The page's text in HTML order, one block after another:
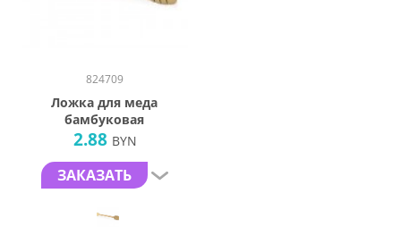
824709
Ложка для меда
бамбуковая
2.88 BYN
ЗАКАЗАТЬ